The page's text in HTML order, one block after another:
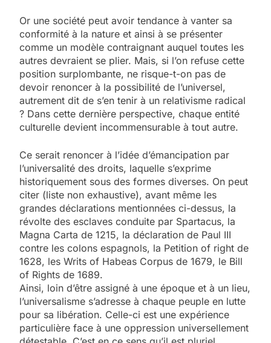
Or une société peut avoir tendance à vanter sa
conformité à la nature et ainsi à se présenter
comme un modèle contraignant auquel toutes les
autres devraient se plier. Mais, si l’on refuse cette
position surplombante, ne risque-t-on pas de
devoir renoncer à la possibilité de l’universel,
autrement dit de s’en tenir à un relativisme radical
? Dans cette dernière perspective, chaque entité
culturelle devient incommensurable à tout autre.
Ce serait renoncer à l’idée d’émancipation par
l’universalité des droits, laquelle s’exprime
historiquement sous des formes diverses. On peut
citer (liste non exhaustive), avant même les
grandes déclarations mentionnées ci-dessus, la
révolte des esclaves conduite par Spartacus, la
Magna Carta de 1215, la déclaration de Paul III
contre les colons espagnols, la Petition of right de
1628, les Writs of Habeas Corpus de 1679, le Bill
of Rights de 1689.
Ainsi, loin d’être assigné à une époque et à un lieu,
l’universalisme s’adresse à chaque peuple en lutte
pour sa libération. Celle-ci est une expérience
particulière face à une oppression universellement